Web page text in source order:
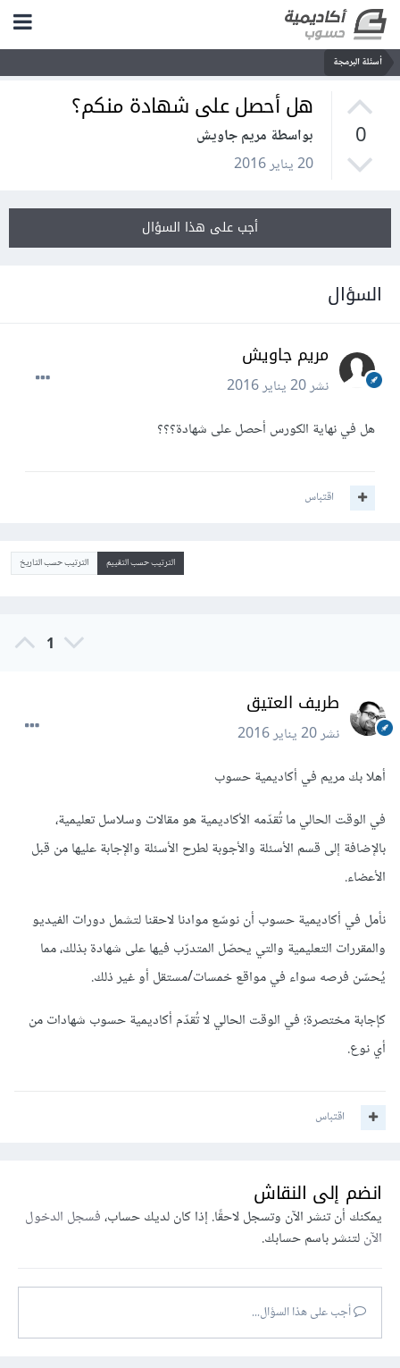
أسئلة البرمجة
0
هل أحصل على شهادة منكم؟
بواسطة مريم جاويش
20 يناير 2016
أجب على هذا السؤال
السؤال
مريم جاويش
نشر20 يناير 2016
هل في نهاية الكورس أحصل على شهادة؟؟؟
اقتباس
الترتيب حسب التقييم الترتيب حسب التاريخ
1
طريف العتيق
نشر20 يناير 2016
أهلا بك مريم في أكاديمية حسوب
في الوقت الحالي ما تُقدّمه الأكاديمية هو مقالات وسلاسل تعليمية،
بالإضافة إلى قسم الأسئلة والأجوبة لطرح الأسئلة والإجابة عليها من قبل
الأعضاء.
نأمل في أكاديمية حسوب أن نوسّع موادنا لاحقنا لتشمل دورات الفيديو
والمقررات التعليمية والتي يحصّل المتدرّب فيها على شهادة بذلك، مما
يُحسّن فرصه سواء في مواقع خمسات/مستقل أو غير ذلك.
كإجابة مختصرة؛ في الوقت الحالي لا تُقدّم أكاديمية حسوب شهادات من
أي نوع.
اقتباس
انضم إلى النقاش
يمكنك أن تنشر الآن وتسجل لاحقًا. إذا كان لديك حساب،فسجل الدخول
الآنلتنشر باسم حسابك.
أجب على هذا السؤال...